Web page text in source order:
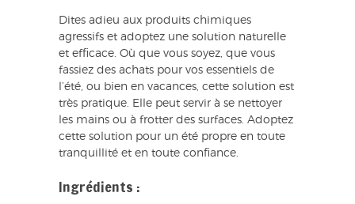
Dites adieu aux produits chimiques
agressifs et adoptez une solution naturelle
et efficace. Où que vous soyez, que vous
fassiez des achats pour vos essentiels de
l’été, ou bien en vacances, cette solution est
très pratique. Elle peut servir à se nettoyer
les mains ou à frotter des surfaces. Adoptez
cette solution pour un été propre en toute
tranquillité et en toute confiance.
Ingrédients :